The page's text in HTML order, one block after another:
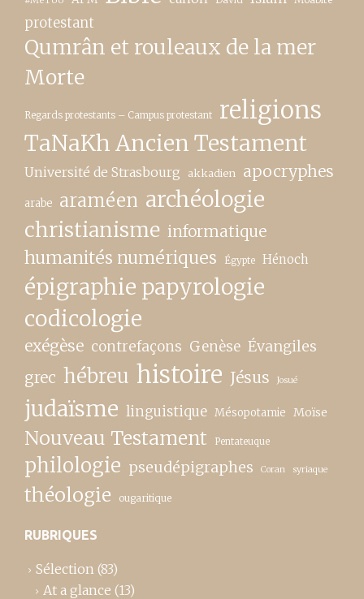
protestant
Qumrân et rouleaux de la mer
Morte
Regards protestants – Campus protestant religions
TaNaKh Ancien Testament
Université de Strasbourg akkadien apocryphes
arabe araméen archéologie
christianisme informatique
humanités numériques Égypte Hénoch
épigraphie papyrologie
codicologie
exégèse contrefaçons Genèse Évangiles
grec hébreu histoire Jésus Josué
judaïsme linguistique Mésopotamie Moïse
Nouveau Testament Pentateuque
philologie pseudépigraphes Coran syriaque
théologie ougaritique
RUBRIQUES
Sélection (83)
At a glance (13)